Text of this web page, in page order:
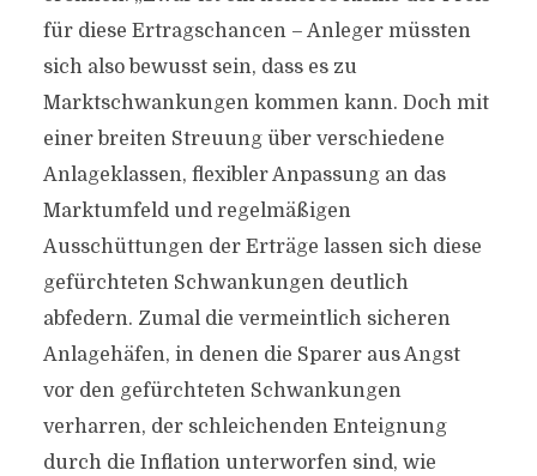
für diese Ertragschancen – Anleger müssten
sich also bewusst sein, dass es zu
Marktschwankungen kommen kann. Doch mit
einer breiten Streuung über verschiedene
Anlageklassen, flexibler Anpassung an das
Marktumfeld und regelmäßigen
Ausschüttungen der Erträge lassen sich diese
gefürchteten Schwankungen deutlich
abfedern. Zumal die vermeintlich sicheren
Anlagehäfen, in denen die Sparer aus Angst
vor den gefürchteten Schwankungen
verharren, der schleichenden Enteignung
durch die Inflation unterworfen sind, wie